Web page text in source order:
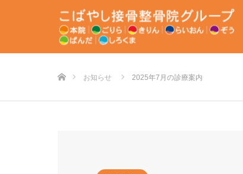
お知らせ 2025年7月の診療案内